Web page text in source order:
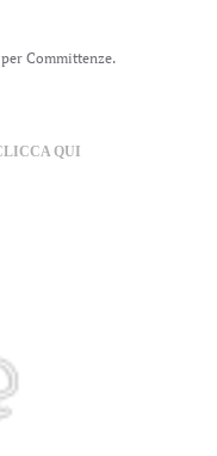
Committenze.
QUI